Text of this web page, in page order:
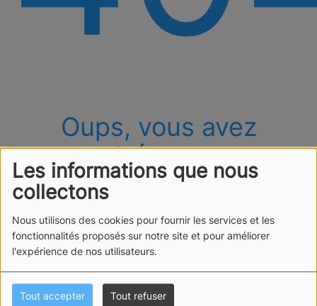
Les informations que nous
collectons
Nous utilisons des cookies pour fournir les services et les
fonctionnalités proposés sur notre site et pour améliorer
l'expérience de nos utilisateurs.
Tout accepter Tout refuser
Oups, vous avez
rencontré une erreur.
Il semble que la page que vous recherchez n’existe